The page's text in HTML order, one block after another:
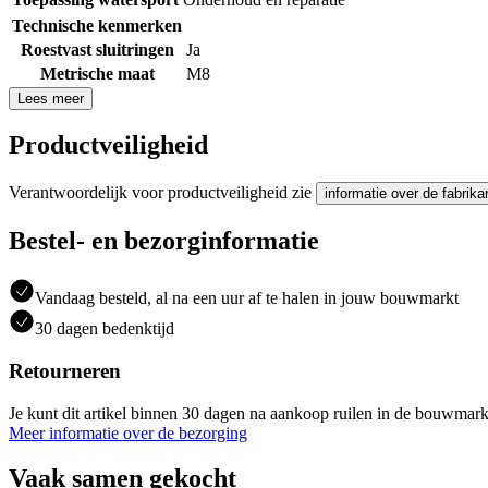
Technische kenmerken
Roestvast sluitringen
Ja
Metrische maat
M8
Lees meer
Productveiligheid
Verantwoordelijk voor productveiligheid zie informatie over de
Bestel- en bezorginformatie
Vandaag besteld, al na een uur af te halen in jouw bouwmarkt
30 dagen bedenktijd
Retourneren
Je kunt dit artikel binnen 30 dagen na aankoop ruilen in de
Meer informatie over de bezorging
Vaak samen gekocht